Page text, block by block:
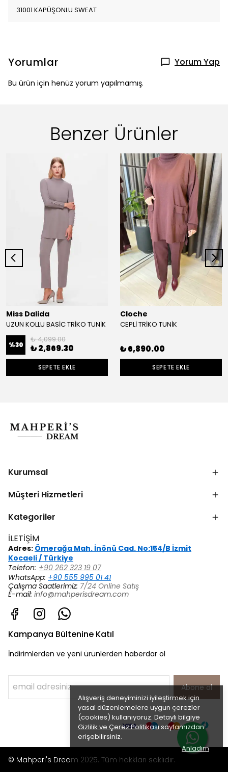
Alışveriş deneyiminizi iyileştirmek için
yasal düzenlemelere uygun çerezler
(cookies) kullanıyoruz. Detaylı bilgiye
Gizlilik ve Çerez Politikası sayfamızdan
erişebilirsiniz.
Anladım
31001 KAPÜŞONLU SWEAT
Yorumlar Yorum Yap
Bu ürün için henüz yorum yapılmamış.
Benzer Ürünler
Miss Dalida
UZUN KOLLU BASİC TRİKO TUNİK
%30
₺ 4,099.00
₺ 2,869.30
SEPETE EKLE
Cloche
CEPLİ TRİKO TUNİK
₺ 6,890.00
SEPETE EKLE
Kurumsal
Müşteri Hizmetleri
Kategoriler
İLETİŞİM
Adres: Ömerağa Mah. İnönü Cad. No:154/B İzmit
Kocaeli / Türkiye
Telefon: +90 262 323 19 07
WhatsApp: +90 555 995 01 41
Çalışma Saatlerimiz: 7/24 Online Satış
E-mail: info@mahperisdream.com
Kampanya Bültenine Katıl
İndirimlerden ve yeni ürünlerden haberdar ol
Abone ol
© Mahperi's Dream 2025. Tüm hakkları saklıdır.